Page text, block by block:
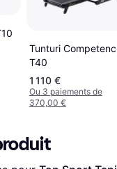
Tunturi
T40
1 110 €
Ou 3 paiements de
370,00 €